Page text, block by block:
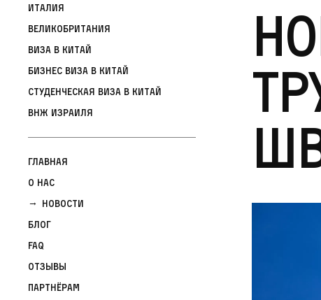
Италия
Великобритания
Виза в Китай
Бизнес виза в Китай
Студенческая виза в Китай
ВНЖ Израиля
Главная
О нас
Новости
Блог
FAQ
Отзывы
Партнёрам